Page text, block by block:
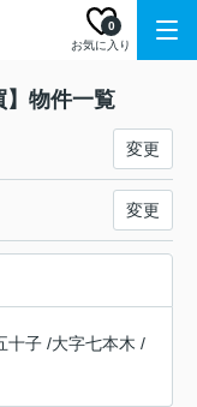
お気に入り
0
】物件一覧
変更
変更
十子 /大字七本木 /